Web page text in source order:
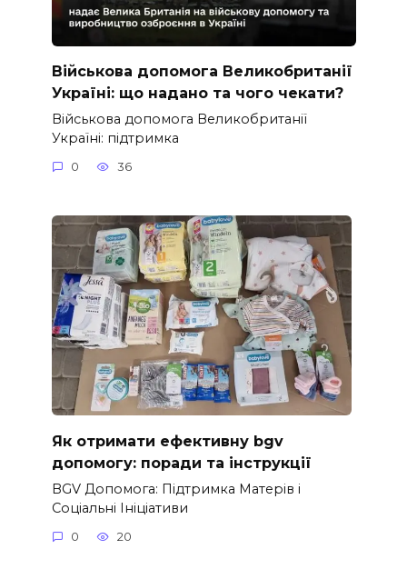
Військова допомога Великобританії
Україні: що надано та чого чекати?
Військова допомога Великобританії
Україні: підтримка
0 36
Як отримати ефективну bgv
допомогу: поради та інструкції
BGV Допомога: Підтримка Матерів і
Соціальні Ініціативи
0 20